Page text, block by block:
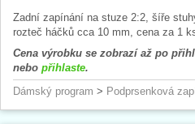
Zadní zapínání na stuze 2:2, šíře
rozteč háčků cca 10 mm, cena za 1
Cena výrobku se zobrazí až po
nebo přihlaste.
Dámský program > Podprsenková